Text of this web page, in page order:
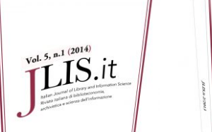
CartaceoeBook in PDF
0,00€ 25,00